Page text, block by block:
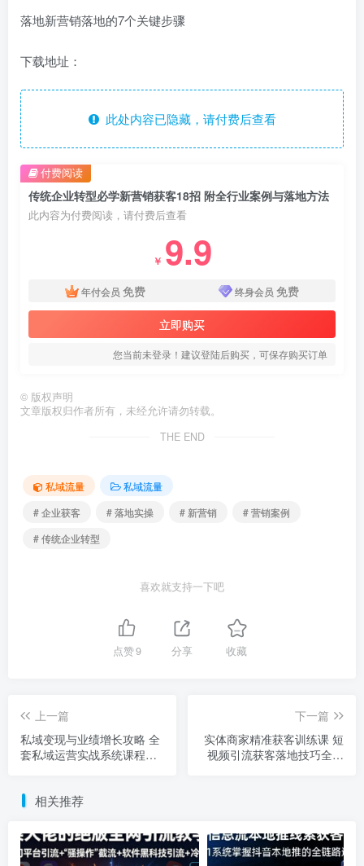
落地新营销落地的7个关键步骤
下载地址：
此处内容已隐藏，请付费后查看
传统企业转型必学新营销获客18招 附全行业案例与落地方法
此内容为付费阅读，请付费后查看
￥ 9.9
年付会员 免费 终身会员 免费
立即购买
您当前未登录！建议登陆后购买，可保存购买订单
付费阅读
© 版权声明
文章版权归作者所有，未经允许请勿转载。
THE END
私域流量
私域流量
# 企业获客
# 落地实操 # 新营销
# 营销案例
# 传统企业转型
喜欢就支持一下吧
点赞9 分享 收藏
上一篇
私域变现与业绩增长攻略 全
套私域运营实战系统课程合
下一篇
实体商家精准获客训练课 短
视频引流获客落地技巧全讲
相关推荐